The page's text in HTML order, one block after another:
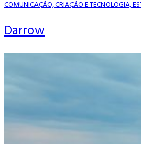
COMUNICAÇÃO, CRIAÇÃO E TECNOLOGIA,
Darrow